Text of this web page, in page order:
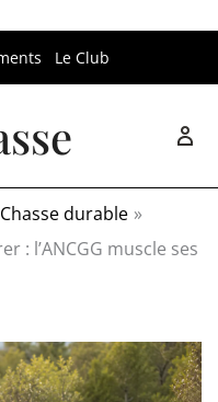
Le Club
Chasse durable
: l’ANCGG muscle ses